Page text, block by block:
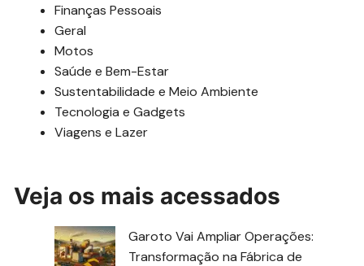
Finanças Pessoais
Geral
Motos
Saúde e Bem-Estar
Sustentabilidade e Meio Ambiente
Tecnologia e Gadgets
Viagens e Lazer
Veja os mais acessados
Garoto Vai Ampliar Operações:
Transformação na Fábrica de